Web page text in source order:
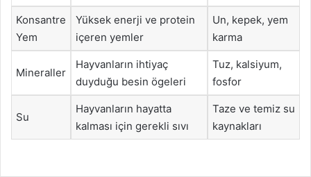
Konsantre
Yem
Yüksek enerji ve protein
içeren yemler
Un, kepek, yem
karma
Mineraller
Hayvanların ihtiyaç
duyduğu besin ögeleri
Tuz, kalsiyum,
fosfor
Su
Hayvanların hayatta
kalması için gerekli sıvı
Taze ve temiz su
kaynakları